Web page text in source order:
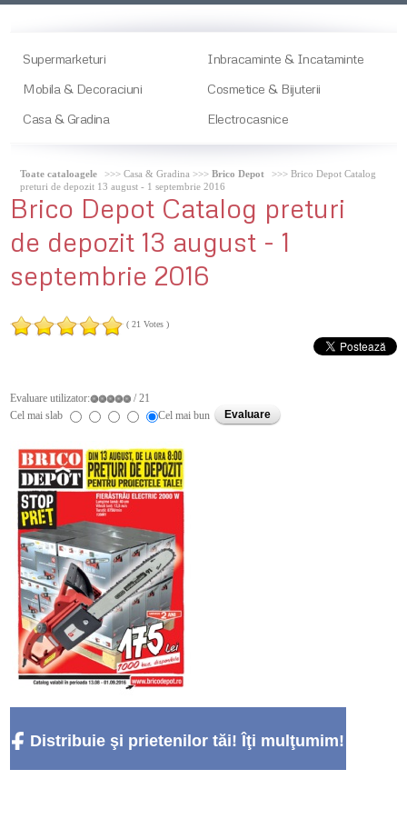
Supermarketuri
Inbracaminte & Incataminte
Mobila & Decoraciuni
Cosmetice & Bijuterii
Casa & Gradina
Electrocasnice
Toate cataloagele >>> Casa & Gradina >>>Brico Depot
>>> Brico Depot Catalog
preturi de depozit 13 august - 1 septembrie 2016
Brico Depot Catalog preturi
de depozit 13 august - 1
septembrie 2016
( 21 Votes )
Evaluare utilizator:
/ 21
Cel mai slab
Cel mai bun
Distribuie şi prietenilor tăi! Îţi mulţumim!